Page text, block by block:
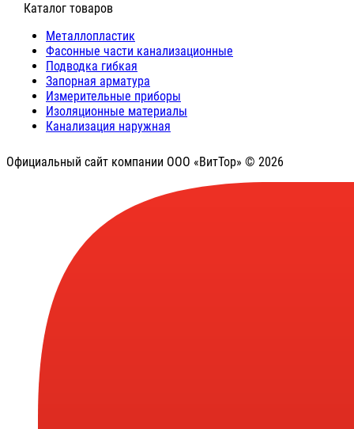
⠀Каталог товаров
Металлопластик
Фасонные части канализационные
Подводка гибкая
Запорная арматура
Измерительные приборы
Изоляционные материалы
Канализация наружная
Официальный сайт компании ООО «ВитТор» © 2026